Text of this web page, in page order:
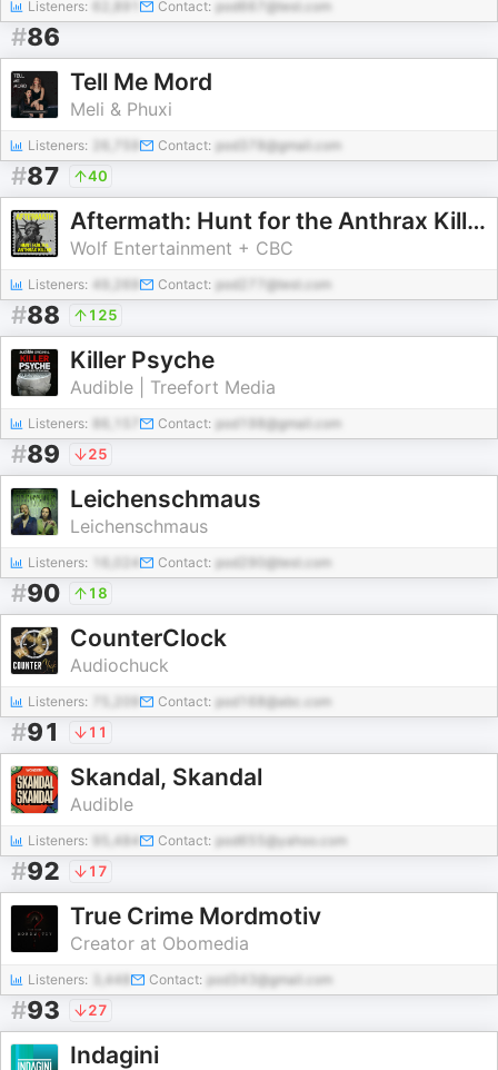
Listeners: Contact: pod667@test.com
#86
Tell Me Mord
Meli & Phuxi
Listeners: Contact: pod378@gmail.com
#87 40
Aftermath: Hunt for the Anthrax Killer
Wolf Entertainment + CBC
Listeners: 49,269 Contact: pod277@test.com
#88 125
Killer Psyche
Audible | Treefort Media
Listeners: Contact: pod198@gmail.com
#89 25
Leichenschmaus
Leichenschmaus
Listeners: Contact: pod290@test.com
#90 18
CounterClock
Audiochuck
Listeners: Contact: pod168@abc.com
#91 11
Skandal, Skandal
Audible
Listeners: 95,484 Contact: pod655@yahoo.com
#92 17
True Crime Mordmotiv
Creator at Obomedia
Listeners: 3,448 Contact: pod343@gmail.com
#93 27
Indagini